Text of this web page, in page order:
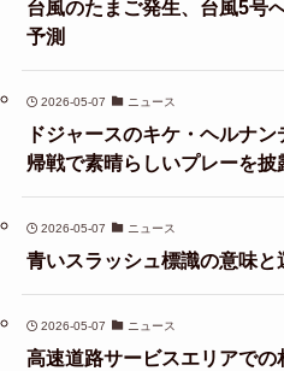
台風のたまご発生、台風5号
予測
2026-05-07 ニュース
ドジャースのキケ・ヘルナ
帰戦で素晴らしいプレーを披
2026-05-07 ニュース
青いスラッシュ標識の意味
2026-05-07 ニュース
高速道路サービスエリアで